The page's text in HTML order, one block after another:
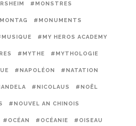
#MONSTRES
#MONUMENTS
#MY HEROS ACADEMY
#MYTHE #MYTHOLOGIE
#NAPOLÉON #NATATION
#NICOLAUS #NOËL
#NOUVEL AN CHINOIS
#OCÉAN #OCÉANIE #OISEAU